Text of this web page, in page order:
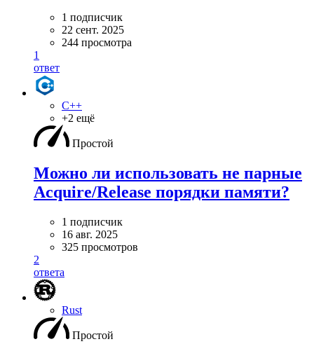
1 подписчик
22 сент. 2025
244 просмотра
1
ответ
C++
+2 ещё
Простой
Можно ли использовать не парные
Acquire/Release порядки памяти?
1 подписчик
16 авг. 2025
325 просмотров
2
ответа
Rust
Простой